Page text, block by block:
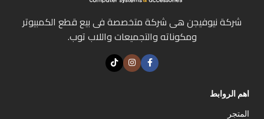
شركة نيوفيجن هى شركة متخصصة فى بيع قطع الكمبيوتر
ومكوناته والتجميعات واللاب توب.
اهم الروابط
المتجر